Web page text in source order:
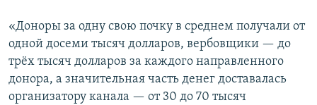
«Доноры за одну свою почку в среднем получали от
одной досеми тысяч долларов, вербовщики — до
трёх тысяч долларов за каждого направленного
донора, а значительная часть денег доставалась
организатору канала — от 30 до 70 тысяч